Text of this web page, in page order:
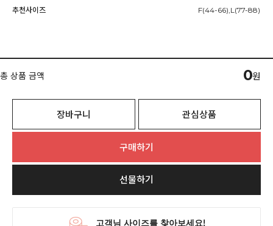
추천사이즈
F(44-66),L(77-88)
총 상품 금액 0원
장바구니 관심상품
구매하기
선물하기